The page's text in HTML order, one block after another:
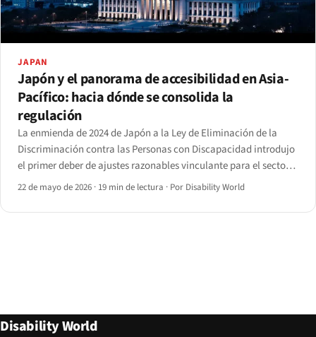
JAPAN
Japón y el panorama de accesibilidad en Asia-
Pacífico: hacia dónde se consolida la
regulación
La enmienda de 2024 de Japón a la Ley de Eliminación de la
Discriminación contra las Personas con Discapacidad introdujo
el primer deber de ajustes razonables vinculante para el sector
privado en la región.
22 de mayo de 2026 · 19 min de lectura · Por Disability World
Disability World